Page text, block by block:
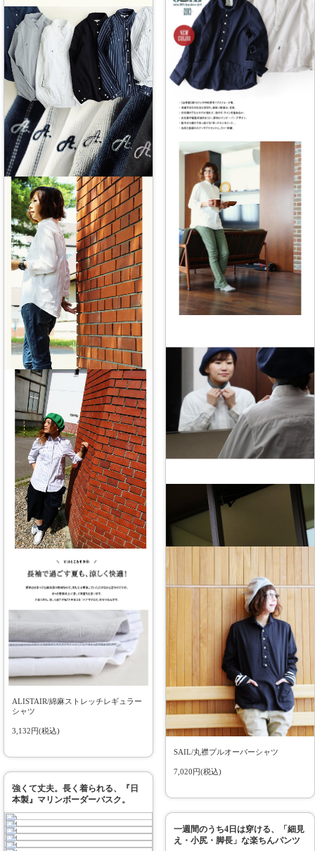
ALISTAIR/綿麻ストレッチレギュラー
シャツ
3,132円(税込)
SAIL/丸襟プルオーバーシャツ
7,020円(税込)
強くて丈夫。長く着られる、『日
本製』マリンボーダーバスク。
一週間のうち4日は穿ける、「細見
え・小尻・脚長」な楽ちんパンツ